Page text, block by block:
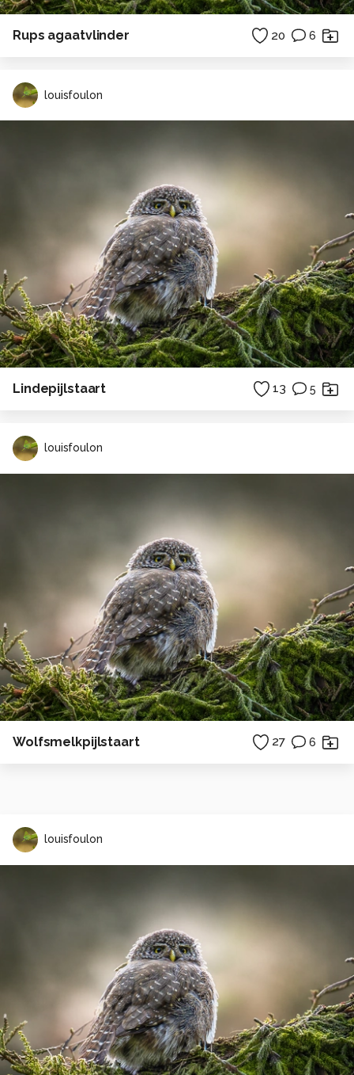
Rups agaatvlinder 20 6
louisfoulon
Lindepijlstaart 13 5
louisfoulon
Wolfsmelkpijlstaart 27 6
louisfoulon